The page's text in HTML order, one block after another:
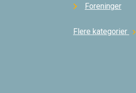
Foreninger
Flere kategorier chevron_right